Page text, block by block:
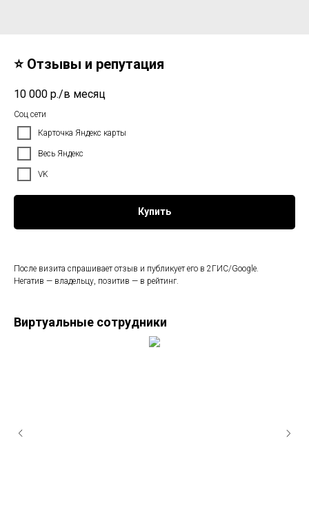
⭐ Отзывы и репутация
10 000 р./в месяц
Соц сети
Карточка Яндекс карты
Весь Яндекс
VK
Купить
После визита спрашивает отзыв и публикует его в 2ГИС/Google.
Негатив — владельцу, позитив — в рейтинг.
Виртуальные сотрудники